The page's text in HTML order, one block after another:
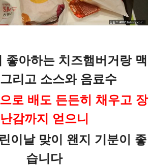
좋아하는 치즈햄버거랑 맥
리고 소스와 음료수
로 배도 든든히 채우고 장
난감까지 얻으니
이날 맞이 왠지 기분이 좋
습니다